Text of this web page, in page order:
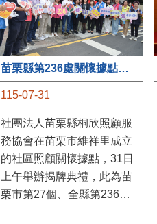
苗栗縣第236處關懷據點在苗栗市維祥里揭牌
115-07-31
社團法人苗栗縣桐欣照顧服
務協會在苗栗市維祥里成立
的社區照顧關懷據點，31日
上午舉辦揭牌典禮，此為苗
栗市第27個、全縣第236處